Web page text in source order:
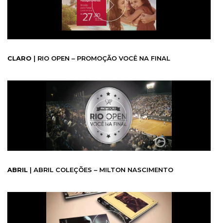
CLARO | RIO OPEN – PROMOÇÃO VOCÊ NA FINAL
ABRIL | ABRIL COLEÇÕES – MILTON NASCIMENTO